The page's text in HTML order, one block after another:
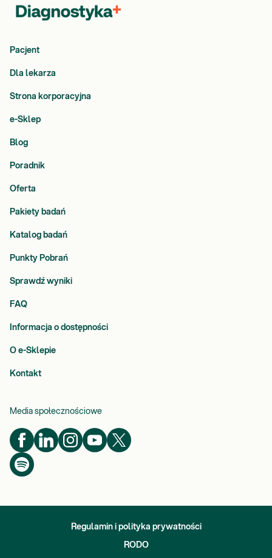
Pacjent
Dla lekarza
Strona korporacyjna
e-Sklep
Blog
Poradnik
Oferta
Pakiety badań
Katalog badań
Punkty Pobrań
Sprawdź wyniki
FAQ
Informacja o dostępności
O e-Sklepie
Kontakt
Media społecznościowe
Regulamin i polityka prywatności
RODO